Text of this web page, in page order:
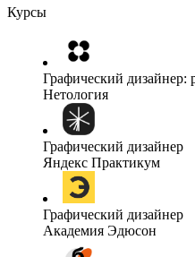
Курсы
Графический
Нетология
Графический дизайнер
Яндекс Практикум
Графический дизайнер
Академия Эдюсон